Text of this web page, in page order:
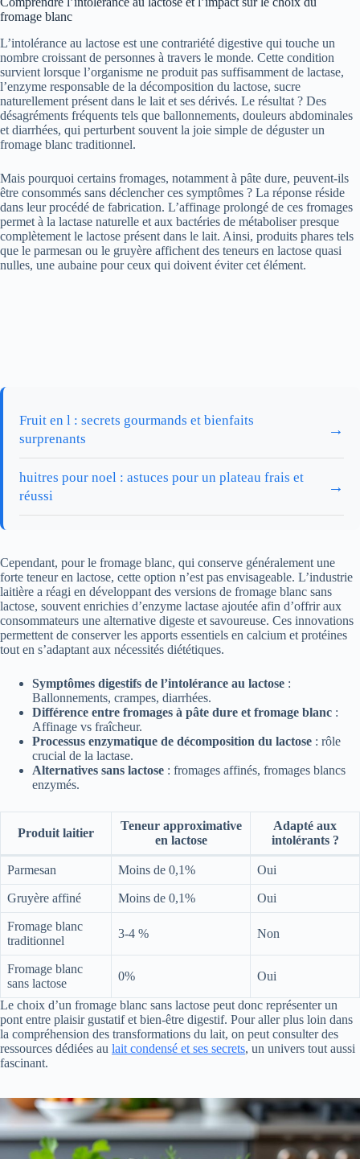
fromage blanc
L’intolérance au lactose est une contrariété digestive qui touche un
nombre croissant de personnes à travers le monde. Cette condition
survient lorsque l’organisme ne produit pas suffisamment de lactase,
l’enzyme responsable de la décomposition du lactose, sucre
naturellement présent dans le lait et ses dérivés. Le résultat ? Des
désagréments fréquents tels que ballonnements, douleurs abdominales
et diarrhées, qui perturbent souvent la joie simple de déguster un
fromage blanc traditionnel.
Mais pourquoi certains fromages, notamment à pâte dure, peuvent-ils
être consommés sans déclencher ces symptômes ? La réponse réside
dans leur procédé de fabrication. L’affinage prolongé de ces fromages
permet à la lactase naturelle et aux bactéries de métaboliser presque
complètement le lactose présent dans le lait. Ainsi, produits phares tels
que le parmesan ou le gruyère affichent des teneurs en lactose quasi
nulles, une aubaine pour ceux qui doivent éviter cet élément.
Fruit en l : secrets gourmands et bienfaits
surprenants
→
huitres pour noel : astuces pour un plateau frais et
réussi
→
Cependant, pour le fromage blanc, qui conserve généralement une
forte teneur en lactose, cette option n’est pas envisageable. L’industrie
laitière a réagi en développant des versions de fromage blanc sans
lactose, souvent enrichies d’enzyme lactase ajoutée afin d’offrir aux
consommateurs une alternative digeste et savoureuse. Ces innovations
permettent de conserver les apports essentiels en calcium et protéines
tout en s’adaptant aux nécessités diététiques.
Symptômes digestifs de l’intolérance au lactose :
Ballonnements, crampes, diarrhées.
Différence entre fromages à pâte dure et fromage blanc :
Affinage vs fraîcheur.
Processus enzymatique de décomposition du lactose : rôle
crucial de la lactase.
Alternatives sans lactose : fromages affinés, fromages blancs
enzymés.
Produit laitier
Teneur approximative
en lactose
Adapté aux
intolérants ?
Parmesan Moins de 0,1% Oui
Gruyère affiné Moins de 0,1% Oui
Fromage blanc
traditionnel
3-4 % Non
Fromage blanc
sans lactose
0% Oui
Le choix d’un fromage blanc sans lactose peut donc représenter un
pont entre plaisir gustatif et bien-être digestif. Pour aller plus loin dans
la compréhension des transformations du lait, on peut consulter des
ressources dédiées au lait condensé et ses secrets, un univers tout aussi
fascinant.